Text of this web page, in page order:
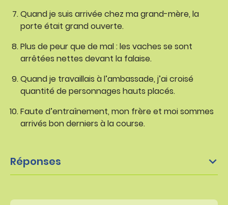
Quand je suis arrivée chez ma grand-mère, la
porte était grand ouverte.
Plus de peur que de mal : les vaches se sont
arrêtées nettes devant la falaise.
Quand je travaillais à l’ambassade, j’ai croisé
quantité de personnages hauts placés.
Faute d’entraînement, mon frère et moi sommes
arrivés bon derniers à la course.
Réponses